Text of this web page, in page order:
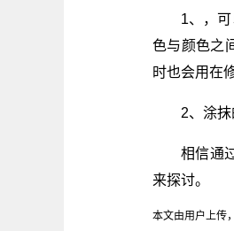
1、，
色与颜色之
时也会用在
2、涂
相信通
来探讨。
本文由用户上传